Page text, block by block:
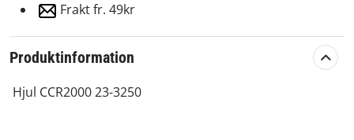
Frakt fr. 49kr
Produktinformation
Hjul CCR2000 23-3250